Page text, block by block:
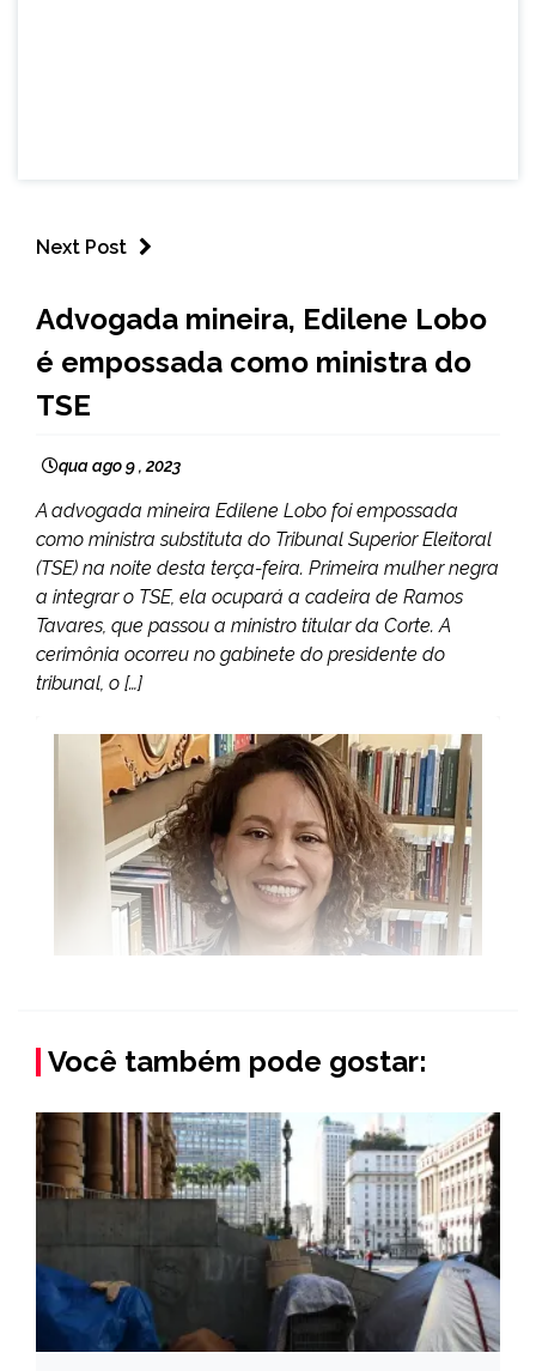
Next Post
Advogada mineira, Edilene Lobo
é empossada como ministra do
TSE
qua ago 9 , 2023
A advogada mineira Edilene Lobo foi empossada
como ministra substituta do Tribunal Superior Eleitoral
(TSE) na noite desta terça-feira. Primeira mulher negra
a integrar o TSE, ela ocupará a cadeira de Ramos
Tavares, que passou a ministro titular da Corte. A
cerimônia ocorreu no gabinete do presidente do
tribunal, o […]
Você também pode gostar: